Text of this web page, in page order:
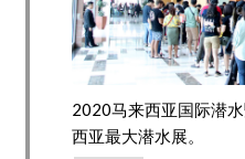
2020马来西亚国际潜
西亚最大潜水展。